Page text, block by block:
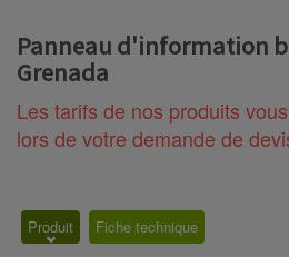
Panneau d'information
Grenada
Les tarifs de nos produits
lors de votre demande de
Produit Fiche technique